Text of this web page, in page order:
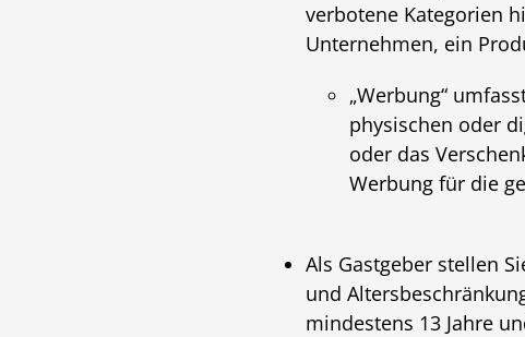
verbotene Kategorien
Unternehmen, ein
„Werbung“
physischen oder
oder das
Werbung für die
Als Gastgeber stellen
und
mindestens 13 Jahre